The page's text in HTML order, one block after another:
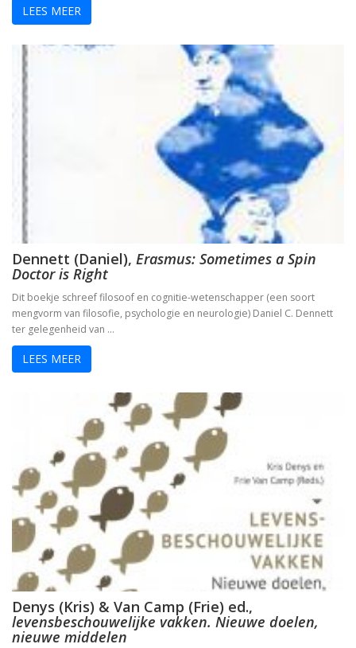
LEES MEER
Dennett (Daniel), Erasmus: Sometimes a Spin
Doctor is Right
Dit boekje schreef filosoof en cognitie-wetenschapper (een soort
mengvorm van filosofie, psychologie en neurologie) Daniel C. Dennett
ter gelegenheid van …
LEES MEER
Denys (Kris) & Van Camp (Frie) ed.,
levensbeschouwelijke vakken. Nieuwe doelen,
nieuwe middelen